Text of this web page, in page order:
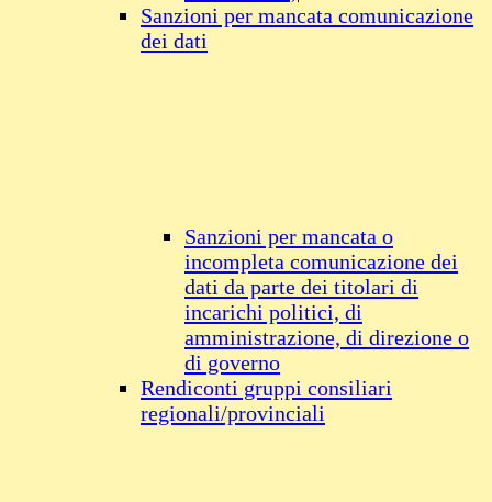
Sanzioni per mancata comunicazione
dei dati
Sanzioni per mancata o
incompleta comunicazione dei
dati da parte dei titolari di
incarichi politici, di
amministrazione, di direzione o
di governo
Rendiconti gruppi consiliari
regionali/provinciali